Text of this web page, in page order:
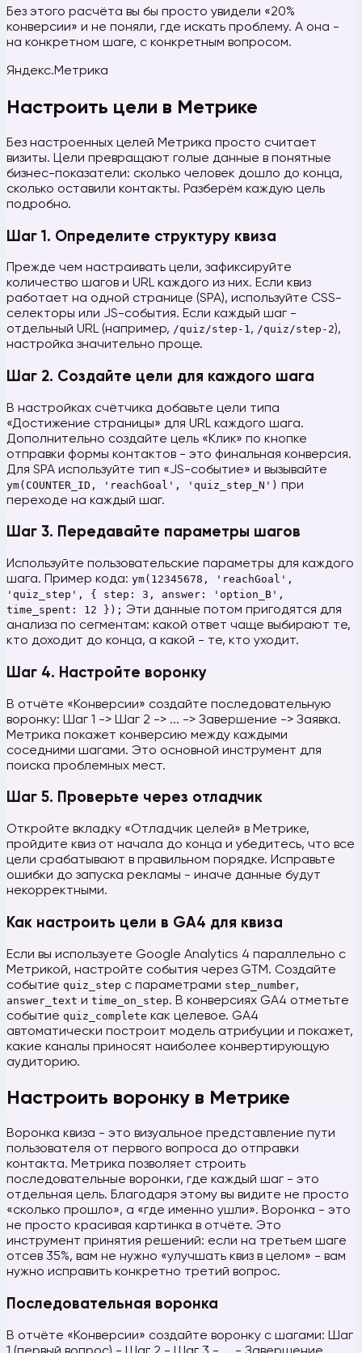
Без этого расчёта вы бы просто увидели «20%
конверсии» и не поняли, где искать проблему. А она -
на конкретном шаге, с конкретным вопросом.
Яндекс.Метрика
Настроить цели в Метрике
Без настроенных целей Метрика просто считает
визиты. Цели превращают голые данные в понятные
бизнес-показатели: сколько человек дошло до конца,
сколько оставили контакты. Разберём каждую цель
подробно.
Шаг 1. Определите структуру квиза
Прежде чем настраивать цели, зафиксируйте
количество шагов и URL каждого из них. Если квиз
работает на одной странице (SPA), используйте CSS-
селекторы или JS-события. Если каждый шаг -
отдельный URL (например, /quiz/step-1, /quiz/step-2),
настройка значительно проще.
Шаг 2. Создайте цели для каждого шага
В настройках счётчика добавьте цели типа
«Достижение страницы» для URL каждого шага.
Дополнительно создайте цель «Клик» по кнопке
отправки формы контактов - это финальная конверсия.
Для SPA используйте тип «JS-событие» и вызывайте
ym(COUNTER_ID, 'reachGoal', 'quiz_step_N') при
переходе на каждый шаг.
Шаг 3. Передавайте параметры шагов
Используйте пользовательские параметры для каждого
шага. Пример кода: ym(12345678, 'reachGoal',
'quiz_step', { step: 3, answer: 'option_B',
time_spent: 12 }); Эти данные потом пригодятся для
анализа по сегментам: какой ответ чаще выбирают те,
кто доходит до конца, а какой - те, кто уходит.
Шаг 4. Настройте воронку
В отчёте «Конверсии» создайте последовательную
воронку: Шаг 1 -> Шаг 2 -> ... -> Завершение -> Заявка.
Метрика покажет конверсию между каждыми
соседними шагами. Это основной инструмент для
поиска проблемных мест.
Шаг 5. Проверьте через отладчик
Откройте вкладку «Отладчик целей» в Метрике,
пройдите квиз от начала до конца и убедитесь, что все
цели срабатывают в правильном порядке. Исправьте
ошибки до запуска рекламы - иначе данные будут
некорректными.
Как настроить цели в GA4 для квиза
Если вы используете Google Analytics 4 параллельно с
Метрикой, настройте события через GTM. Создайте
событие quiz_step с параметрами step_number,
answer_text и time_on_step. В конверсиях GA4 отметьте
событие quiz_complete как целевое. GA4
автоматически построит модель атрибуции и покажет,
какие каналы приносят наиболее конвертирующую
аудиторию.
Настроить воронку в Метрике
Воронка квиза - это визуальное представление пути
пользователя от первого вопроса до отправки
контакта. Метрика позволяет строить
последовательные воронки, где каждый шаг - это
отдельная цель. Благодаря этому вы видите не просто
«сколько прошло», а «где именно ушли». Воронка - это
не просто красивая картинка в отчёте. Это
инструмент принятия решений: если на третьем шаге
отсев 35%, вам не нужно «улучшать квиз в целом» - вам
нужно исправить конкретно третий вопрос.
Последовательная воронка
В отчёте «Конверсии» создайте воронку с шагами: Шаг